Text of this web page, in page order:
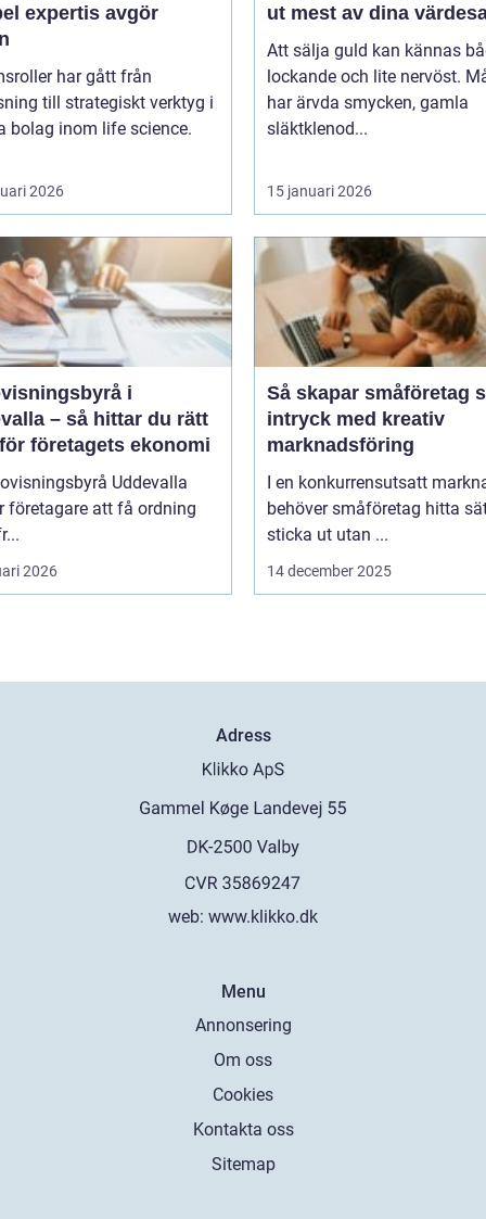
expertis avgör
har gått från
till strategiskt verktyg i
bolag inom life science.
2026
ut mest av dina
Att sälja guld kan kännas
lockande och lite nervöst.
har ärvda smycken, gamla
släktklenod...
15 januari 2026
i
– så hittar du rätt
företagets ekonomi
Uddevalla
företagare att få ordning
2026
Så skapar småföretag
intryck med kreativ
marknadsföring
I en konkurrensutsatt
behöver småföretag hitta
sticka ut utan ...
14 december 2025
Adress
web: www.klikko.dk
Menu
Annonsering
Om oss
Cookies
Kontakta oss
Sitemap